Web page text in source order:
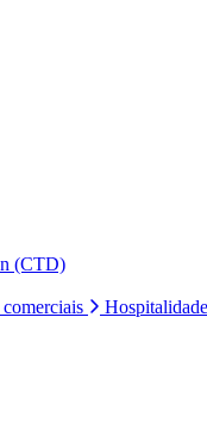
(CTD)
Hospitalidade